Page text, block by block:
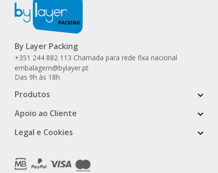
By Layer Packing
+351 244 882 113 Chamada para rede fixa nacional
embalagem@bylayer.pt
Das 9h às 18h
Produtos
Apoio ao Cliente
Legal e Cookies